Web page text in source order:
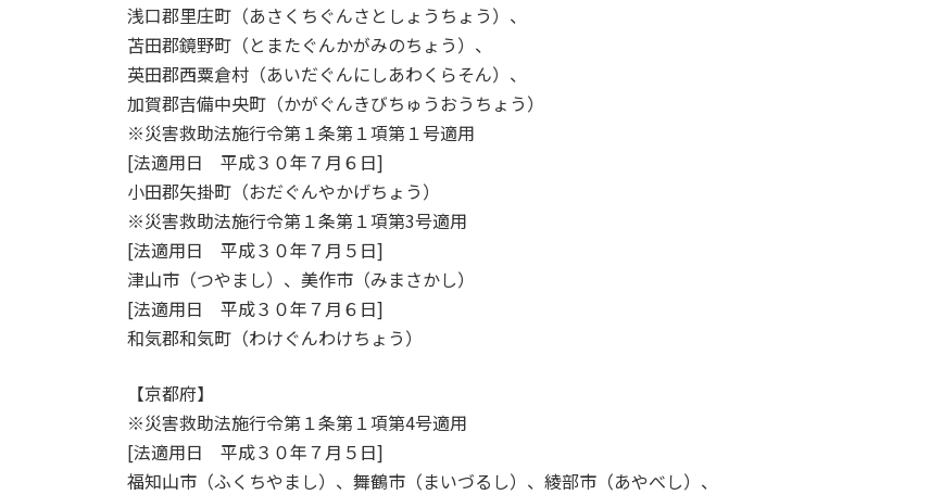
浅口郡里庄町（あさくちぐんさとしょうちょう）、
苫田郡鏡野町（とまたぐんかがみのちょう）、
英田郡西粟倉村（あいだぐんにしあわくらそん）、
加賀郡吉備中央町（かがぐんきびちゅうおうちょう）
※災害救助法施行令第１条第１項第１号適用
[法適用日 平成３０年７月６日]
小田郡矢掛町（おだぐんやかげちょう）
※災害救助法施行令第１条第１項第3号適用
[法適用日 平成３０年７月５日]
津山市（つやまし）、美作市（みまさかし）
[法適用日 平成３０年７月６日]
和気郡和気町（わけぐんわけちょう）
【京都府】
※災害救助法施行令第１条第１項第4号適用
[法適用日 平成３０年７月５日]
福知山市（ふくちやまし）、舞鶴市（まいづるし）、綾部市（あやべし）、